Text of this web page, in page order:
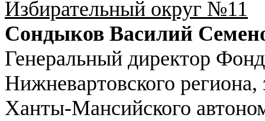
Избирательный округ №11
Сондыков Василий
Генеральный директор
Нижневартовского
Ханты-Мансийского